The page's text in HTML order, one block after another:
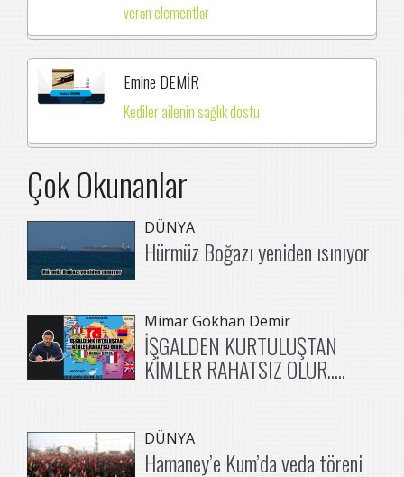
verən elementlər
Emine DEMİR
Kediler ailenin sağlık dostu
Çok Okunanlar
DÜNYA
Hürmüz Boğazı yeniden ısınıyor
Mimar Gökhan Demir
İŞGALDEN KURTULUŞTAN
KİMLER RAHATSIZ OLUR.....
DÜNYA
Hamaney’e Kum’da veda töreni